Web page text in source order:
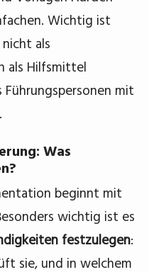
Wichtig ist
als
als Hilfsmittel
mit
Was
beginnt mit
wichtig ist es
festzulegen:
sie, und in welchem